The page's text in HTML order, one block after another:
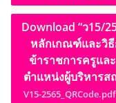
Download “ว15/
หลักเกณฑ์และวิธี
ข้าราชการครูแล
ตำแหน่งผู้บริหารส
V15-